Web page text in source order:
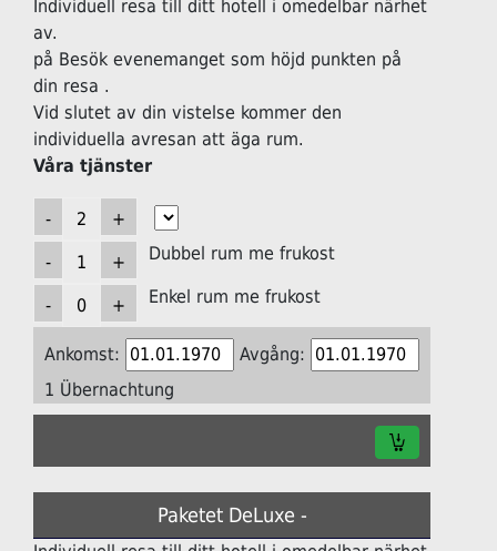
Individuell resa till ditt hotell i omedelbar närhet
av.
på Besök evenemanget som höjd punkten på
din resa .
Vid slutet av din vistelse kommer den
individuella avresan att äga rum.
Våra tjänster
Dubbel rum me frukost
Enkel rum me frukost
Ankomst:
Avgång:
1 Übernachtung
Paketet DeLuxe -